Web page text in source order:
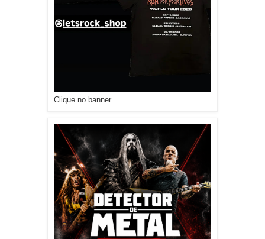
Clique no banner